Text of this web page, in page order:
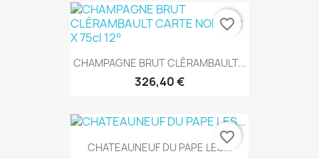
CHAMPAGNE BRUT CLÉRAMBAULT...
326,40 €
favorite_border
CHATEAUNEUF DU PAPE LES...
favorite_border